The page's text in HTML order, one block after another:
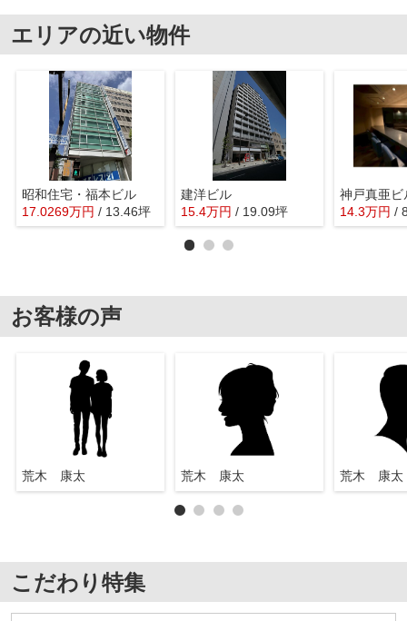
エリアの近い物件
昭和住宅・福本ビル
17.0269万円 / 13.46坪
建洋ビル
15.4万円 / 19.09坪
神戸真亜ビ
14.3万円 /
お客様の声
荒木 康太 荒木 康太 荒木 康太
こだわり特集